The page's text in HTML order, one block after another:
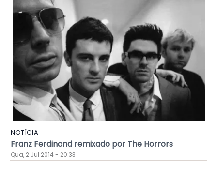
NOTÍCIA
Franz Ferdinand remixado por The Horrors
Qua, 2 Jul 2014 - 20:33